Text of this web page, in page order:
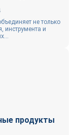
не только
инструмента и
продукты